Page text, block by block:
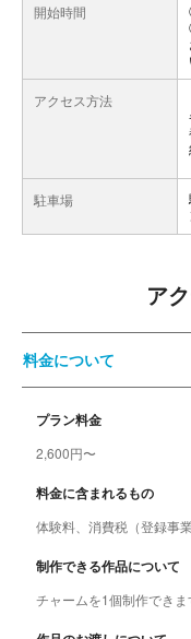
開始時間
アクセス方法
駐車場
ア
料金について
プラン料金
2,600円〜
料金に含まれるもの
体験料、消費税（登録事
制作できる作品について
チャームを1個制作できま